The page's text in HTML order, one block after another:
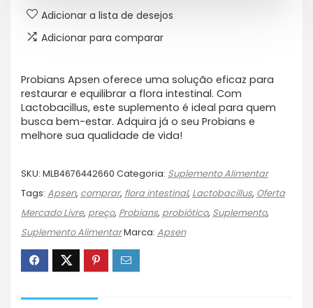
Adicionar a lista de desejos
Adicionar para comparar
Probians Apsen oferece uma solução eficaz para
restaurar e equilibrar a flora intestinal. Com
Lactobacillus, este suplemento é ideal para quem
busca bem-estar. Adquira já o seu Probians e
melhore sua qualidade de vida!
SKU: MLB4676442660 Categoria: Suplemento Alimentar
Tags: Apsen, comprar, flora intestinal, Lactobacillus, Oferta
Mercado Livre, preço, Probians, probiótico, Suplemento,
Suplemento AlimentarMarca: Apsen